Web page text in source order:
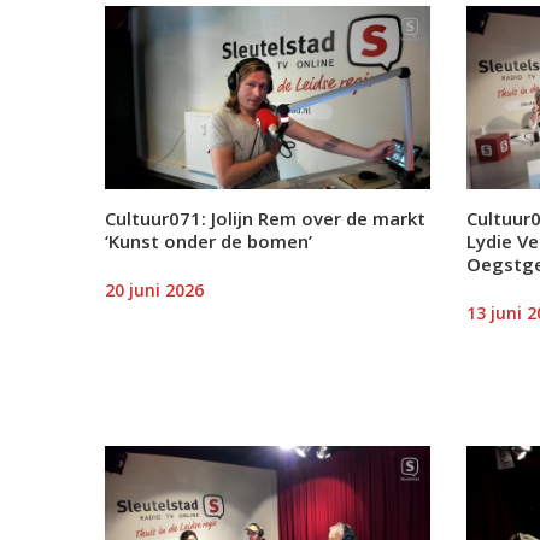
Cultuur071: Jolijn Rem over de markt
‘Kunst onder de bomen’
20 juni 2026
Lydie
13 juni